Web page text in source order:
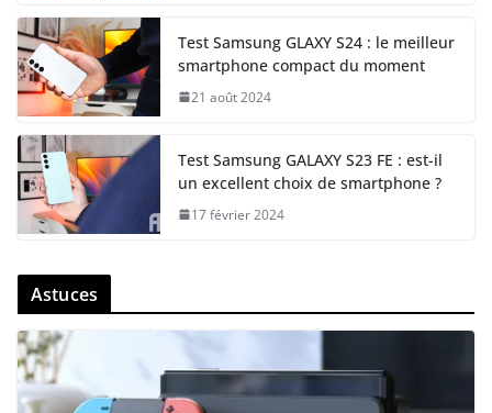
Test Samsung GLAXY S24 : le meilleur
smartphone compact du moment
21 août 2024
Test Samsung GALAXY S23 FE : est-il
un excellent choix de smartphone ?
17 février 2024
Astuces